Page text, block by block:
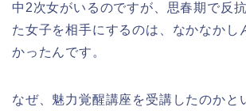
中2次女がいるのですが、思春期で反
た女子を相手にするのは、なかなかし
かったんです。
なぜ、魅力覚醒講座を受講したのかと